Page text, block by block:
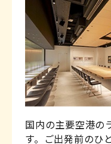
開催日：いつでも
※適用条件がございます。
詳しくはこちら
国内の主要空港の
す。ご出発前のひ